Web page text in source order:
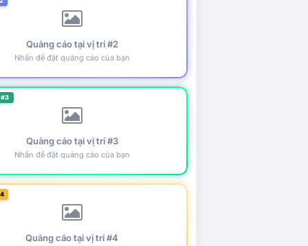
Quảng cáo tại vị trí #2
Nhấn để đặt quảng cáo của bạn
Quảng cáo tại vị trí #3
Nhấn để đặt quảng cáo của bạn
Quảng cáo tại vị trí #4